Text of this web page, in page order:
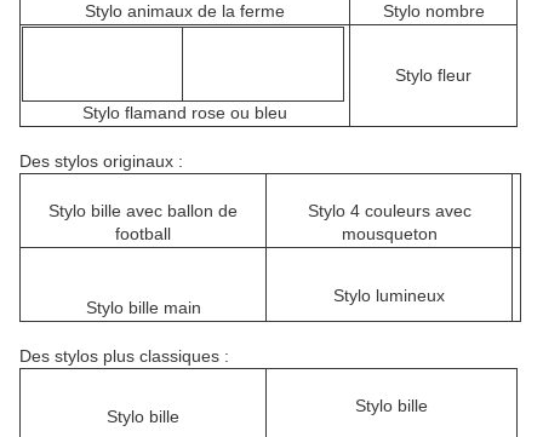
Stylo animaux de la ferme Stylo nombre
Stylo flamand rose ou bleu
Stylo fleur
Des stylos originaux :
Stylo bille avec ballon de
football
Stylo 4 couleurs avec
mousqueton
Stylo bille main
Stylo lumineux
Des stylos plus classiques :
Stylo bille
Stylo bille